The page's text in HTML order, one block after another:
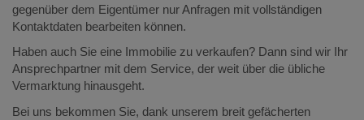
gegenüber dem Eigentümer nur Anfragen mit vollständigen
Kontaktdaten bearbeiten können.
Haben auch Sie eine Immobilie zu verkaufen? Dann sind wir Ihr
Ansprechpartner mit dem Service, der weit über die übliche
Vermarktung hinausgeht.
Bei uns bekommen Sie, dank unserem breit gefächerten